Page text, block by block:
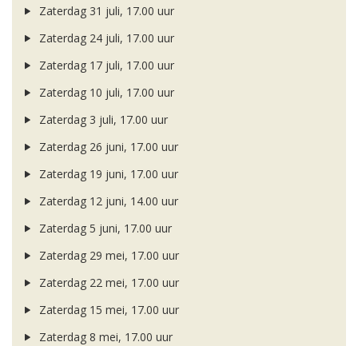
Zaterdag 31 juli, 17.00 uur
Zaterdag 24 juli, 17.00 uur
Zaterdag 17 juli, 17.00 uur
Zaterdag 10 juli, 17.00 uur
Zaterdag 3 juli, 17.00 uur
Zaterdag 26 juni, 17.00 uur
Zaterdag 19 juni, 17.00 uur
Zaterdag 12 juni, 14.00 uur
Zaterdag 5 juni, 17.00 uur
Zaterdag 29 mei, 17.00 uur
Zaterdag 22 mei, 17.00 uur
Zaterdag 15 mei, 17.00 uur
Zaterdag 8 mei, 17.00 uur